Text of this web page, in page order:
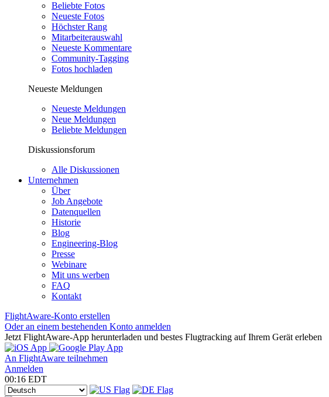
Beliebte Fotos
Neueste Fotos
Höchster Rang
Mitarbeiterauswahl
Neueste Kommentare
Community-Tagging
Fotos hochladen
Neueste Meldungen
Neueste Meldungen
Neue Meldungen
Beliebte Meldungen
Diskussionsforum
Alle Diskussionen
Unternehmen
Über
Job Angebote
Datenquellen
Historie
Blog
Engineering-Blog
Presse
Webinare
Mit uns werben
FAQ
Kontakt
FlightAware-Konto erstellen
Oder an einem bestehenden Konto anmelden
Jetzt FlightAware-App herunterladen und bestes Flugtracking auf Ihrem Gerät erleben
An FlightAware teilnehmen
Anmelden
00:16 EDT